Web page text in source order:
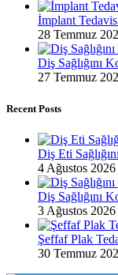
İmplant
28 Temmuz
Diş Sağlığını
27 Temmuz
Recent Posts
Diş Eti
4 Ağustos 2026
Diş Sağlığını
3 Ağustos 2026
Şeffaf Plak
30 Temmuz